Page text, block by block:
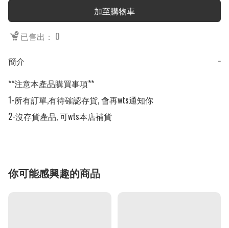
加至購物車
已售出： 0
簡介
−
**注意本產品購買事項**
1-所有訂單,有待確認存貨, 會再wts通知你
2-沒存貨產品, 可wts本店補貨
你可能感興趣的商品